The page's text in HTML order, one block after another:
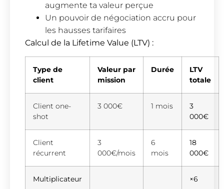
augmente ta valeur perçue
Un pouvoir de négociation accru pour
les hausses tarifaires
Calcul de la Lifetime Value (LTV) :
Type de
client
Valeur par
mission
Durée
LTV
totale
Client one-
shot
3 000€ 1 mois
3
000€
Client
récurrent
3
000€/mois
6
mois
18
000€
Multiplicateur ×6